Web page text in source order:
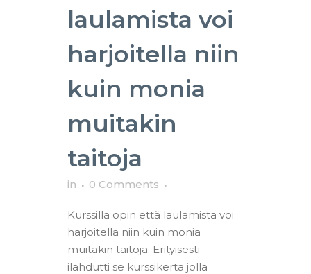
laulamista voi
harjoitella niin
kuin monia
muitakin
taitoja
in 0 Comments
Kurssilla opin että laulamista voi
harjoitella niin kuin monia
muitakin taitoja. Erityisesti
ilahdutti se kurssikerta jolla